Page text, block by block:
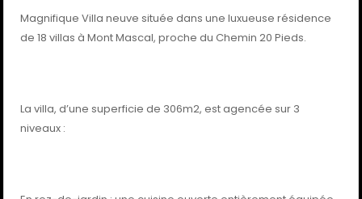
Magnifique Villa neuve située dans une luxueuse résidence
de 18 villas à Mont Mascal, proche du Chemin 20 Pieds.
La villa, d’une superficie de 306m2, est agencée sur 3
niveaux :